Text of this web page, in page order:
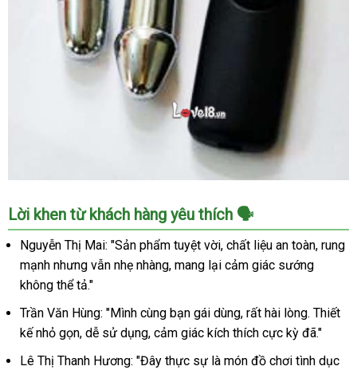
Trứng
rung
Inox
đầu
cao
cấp
sextoy
đáo
Lời khen từ khách hàng yêu thích 🗣️
Nguyễn Thị Mai: "Sản phẩm tuyệt vời, chất liệu an toàn, rung
mạnh nhưng vẫn nhẹ nhàng, mang lại cảm giác sướng
không thể tả."
Trần Văn Hùng: "Mình cùng bạn gái dùng, rất hài lòng. Thiết
kế nhỏ gọn, dễ sử dụng, cảm giác kích thích cực kỳ đã."
Lê Thị Thanh Hương: "Đây thực sự là món đồ chơi tình dục